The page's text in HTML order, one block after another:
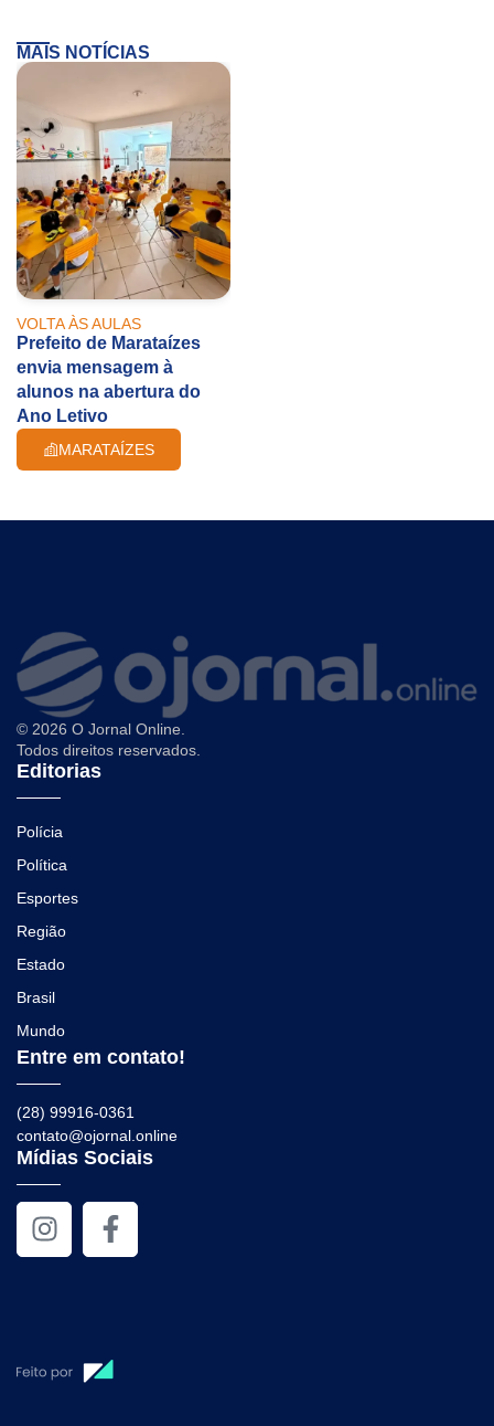
MAIS NOTÍCIAS
VOLTA ÀS AULAS
Prefeito de Marataízes
envia mensagem à
alunos na abertura do
Ano Letivo
MARATAÍZES
© 2026 O Jornal Online.
Todos direitos reservados.
Editorias
Polícia
Política
Esportes
Região
Estado
Brasil
Mundo
Entre em contato!
(28) 99916-0361
contato@ojornal.online
Mídias Sociais